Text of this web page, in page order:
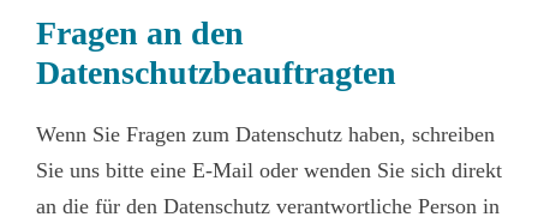
Fragen an den
Datenschutzbeauftragten
Wenn Sie Fragen zum Datenschutz haben, schreiben
Sie uns bitte eine E-Mail oder wenden Sie sich direkt
an die für den Datenschutz verantwortliche Person in